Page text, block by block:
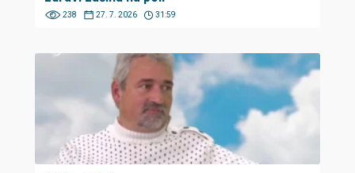
238 27. 7. 2026 31:59